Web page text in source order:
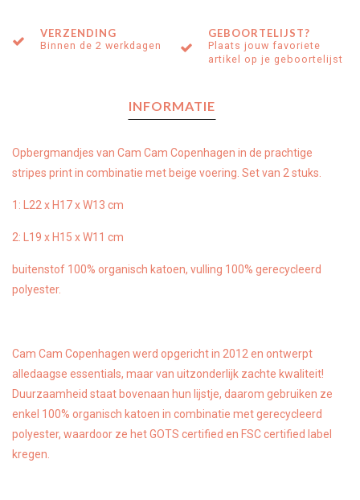
VERZENDING
Binnen de 2 werkdagen
GEBOORTELIJST?
Plaats jouw favoriete
artikel op je geboortelijst
INFORMATIE
Opbergmandjes van Cam Cam Copenhagen in de prachtige
stripes print in combinatie met beige voering. Set van 2 stuks.
1: L22 x H17 x W13 cm
2: L19 x H15 x W11 cm
buitenstof 100% organisch katoen, vulling 100% gerecycleerd
polyester.
Cam Cam Copenhagen werd opgericht in 2012 en ontwerpt
alledaagse essentials, maar van uitzonderlijk zachte kwaliteit!
Duurzaamheid staat bovenaan hun lijstje, daarom gebruiken ze
enkel 100% organisch katoen in combinatie met gerecycleerd
polyester, waardoor ze het GOTS certified en FSC certified label
kregen.